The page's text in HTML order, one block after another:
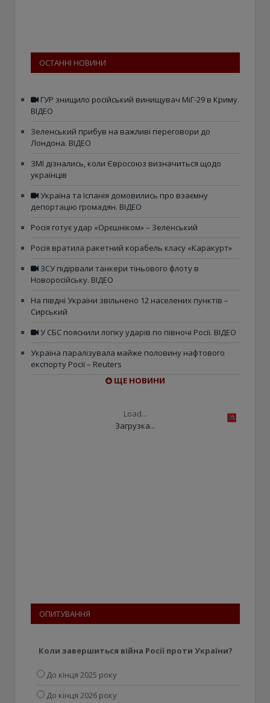
ОСТАННІ НОВИНИ
ГУР знищило російський винищувач МіГ-29 в Криму.
ВІДЕО
Зеленський прибув на важливі переговори до
Лондона. ВІДЕО
ЗМІ дізнались, коли Євросоюз визначиться щодо
українців
Україна та Іспанія домовились про взаємну
депортацію громадян. ВІДЕО
Росія готує удар «Орєшніком» – Зеленський
Росія вратила ракетний корабель класу «Каракурт»
ЗСУ підірвали танкери тіньового флоту в
Новоросійську. ВІДЕО
На півдні України звільнено 12 населених пунктів –
Сирський
У СБС пояснили логіку ударів по півночі Росії. ВІДЕО
Україна паралізувала майже половину нафтового
експорту Росії – Reuters
ЩЕ НОВИНИ
Load...
Загрузка...
ОПИТУВАННЯ
Коли завершиться війна Росії проти України?
До кінця 2025 року
До кінця 2026 року